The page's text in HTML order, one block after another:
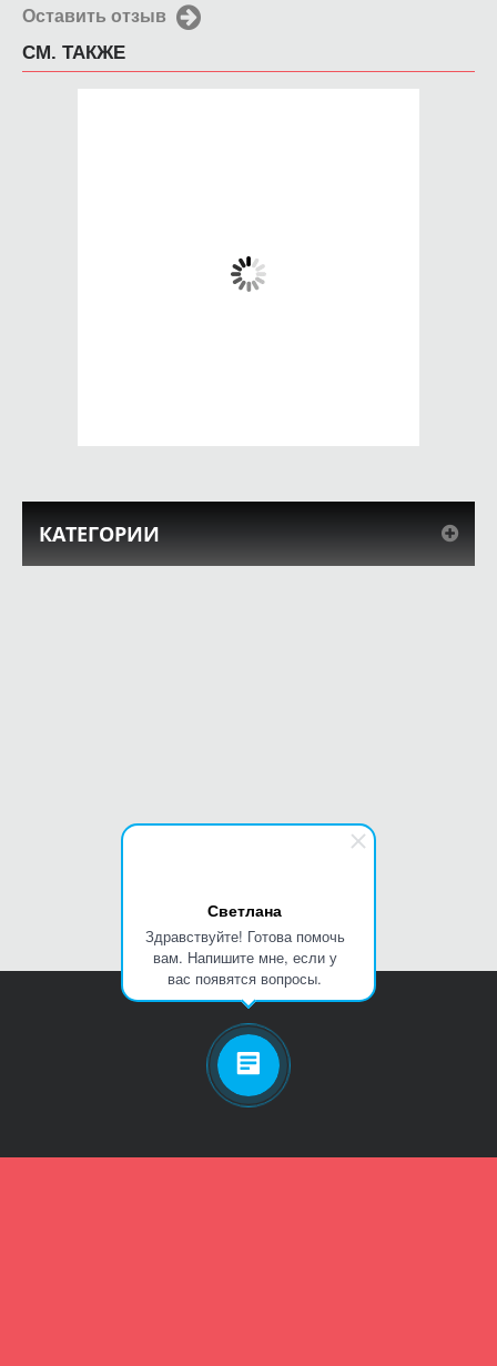
Светлана
Здравствуйте! Готова помочь
вам. Напишите мне, если у
вас появятся вопросы.
Оставить отзыв
СМ. ТАКЖЕ
КАТЕГОРИИ